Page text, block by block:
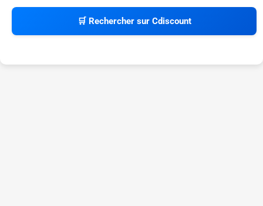
🛒 Rechercher sur Cdiscount